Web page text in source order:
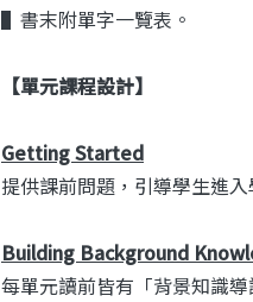
▌書末附單字一覽表。
【單元課程設計】
Getting Started
提供課前問題，引導學生進入
Building Background
每單元讀前皆有「背景知識